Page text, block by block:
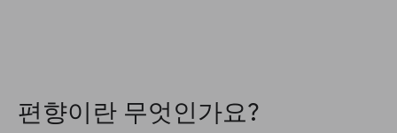
편향이란 무엇인가요?